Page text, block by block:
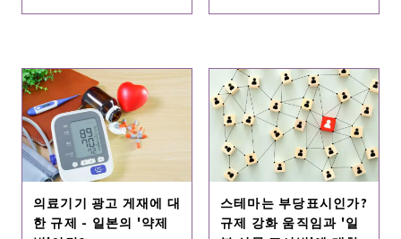
의료기기 광고 게재에 대
한 규제 - 일본의 '약제
스테마는 부당표시인가?
규제 강화 움직임과 '일